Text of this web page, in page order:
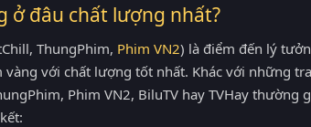
ở đâu chất lượng nhất?
ThungPhim, Phim VN2) là điểm đến lý
vàng với chất lượng tốt nhất. Khác với những
Phim VN2, BiluTV hay TVHay thường